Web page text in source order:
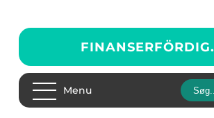
FINANSERFÖRDIG.
Menu